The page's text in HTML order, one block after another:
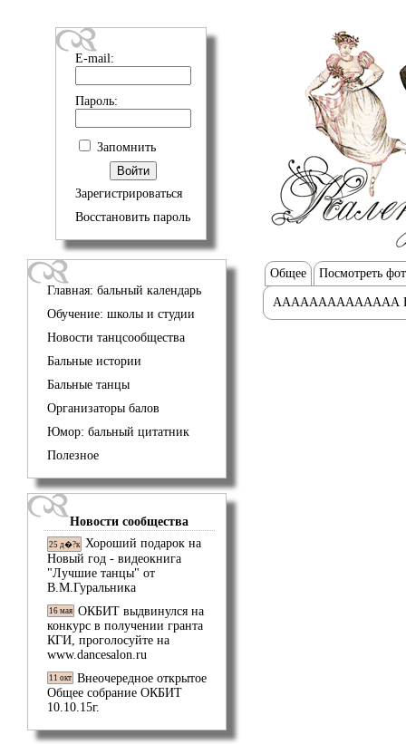
E-mail:
Пароль:
Запомнить
Зарегистрироваться
Восстановить пароль
Главная: бальный календарь
Обучение: школы и студии
Новости танцсообщества
Бальные истории
Бальные танцы
Организаторы балов
Юмор: бальный цитатник
Полезное
Новости сообщества
25 д�?к Хороший подарок на
Новый год - видеокнига
"Лучшие танцы" от
В.М.Гуральника
16 мая ОКБИТ выдвинулся на
конкурс в получении гранта
КГИ, проголосуйте на
www.dancesalon.ru
11 окт Внеочередное открытое
Общее собрание ОКБИТ
10.10.15г.
Общее Посмотреть
АААААААААААААА